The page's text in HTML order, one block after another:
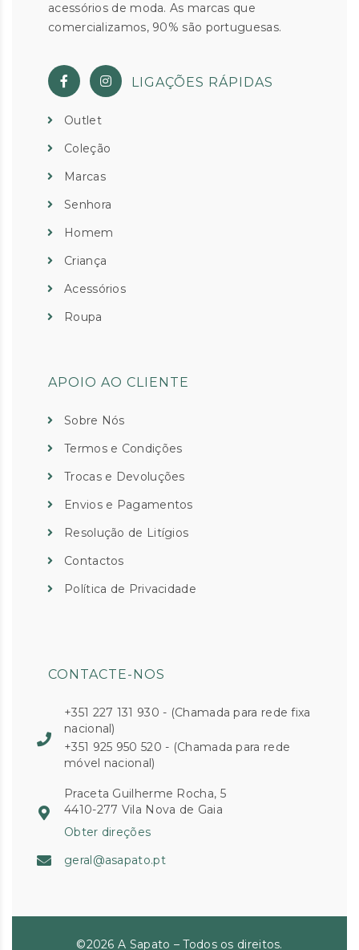
acessórios de moda. As marcas que
comercializamos, 90% são portuguesas.
LIGAÇÕES RÁPIDAS
Outlet
Coleção
Marcas
Senhora
Homem
Criança
Acessórios
Roupa
APOIO AO CLIENTE
Sobre Nós
Termos e Condições
Trocas e Devoluções
Envios e Pagamentos
Resolução de Litígios
Contactos
Política de Privacidade
CONTACTE-NOS
+351 227 131 930 - (Chamada para rede fixa
nacional)
+351 925 950 520 - (Chamada para rede
móvel nacional)
Praceta Guilherme Rocha, 5
4410-277 Vila Nova de Gaia
Obter direções
geral@asapato.pt
©2026 A Sapato – Todos os direitos.